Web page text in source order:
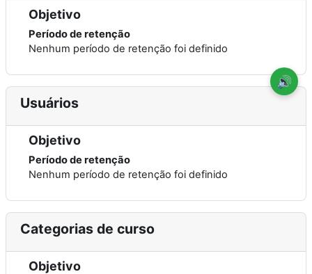
Objetivo
Período de retenção
Nenhum período de retenção foi definido
Usuários
Objetivo
Período de retenção
Nenhum período de retenção foi definido
Categorias de curso
Objetivo
🔊